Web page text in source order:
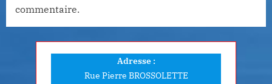
commentaire.
Adresse :
Rue Pierre BROSSOLETTE